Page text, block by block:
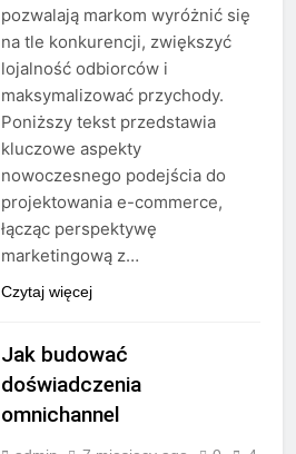
pozwalają markom wyróżnić się
na tle konkurencji, zwiększyć
lojalność odbiorców i
maksymalizować przychody.
Poniższy tekst przedstawia
kluczowe aspekty
nowoczesnego podejścia do
projektowania e-commerce,
łącząc perspektywę
marketingową z…
Czytaj więcej
Jak budować
doświadczenia
omnichannel